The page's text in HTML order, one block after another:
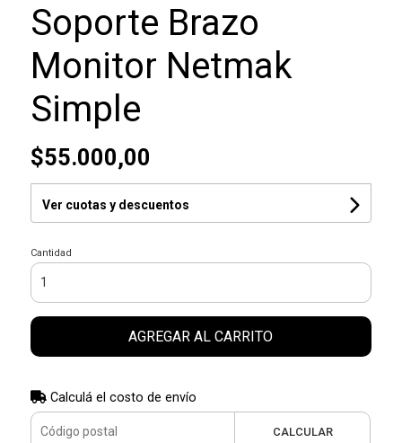
Soporte Brazo
Monitor Netmak
Simple
$55.000,00
Ver cuotas y descuentos
Cantidad
AGREGAR AL CARRITO
Calculá el costo de envío
CALCULAR